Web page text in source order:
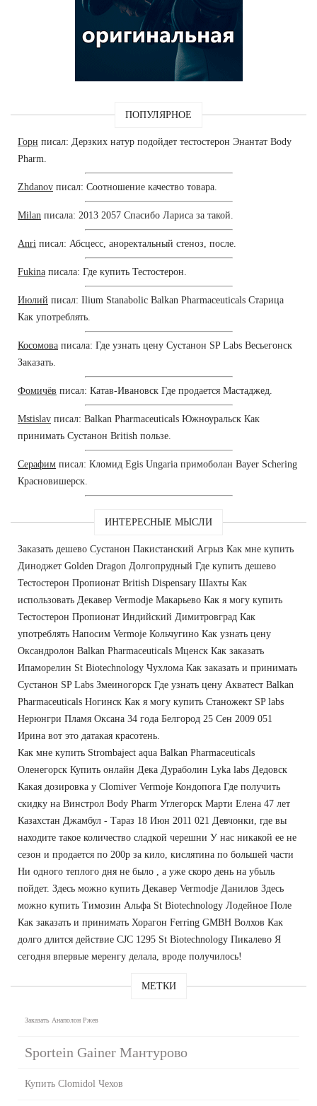
ПОПУЛЯРНОЕ
Горн писал: Дерзких натур подойдет тестостерон Энантат Body
Pharm.
Zhdanov писал: Соотношение качество товара.
Milan писала: 2013 2057 Спасибо Лариса за такой.
Anri писал: Абсцесс, аноректальный стеноз, после.
Fukina писала: Где купить Тестостерон.
Июлий писал: Ilium Stanabolic Balkan Pharmaceuticals Старица
Как употреблять.
Косомова писала: Где узнать цену Сустанон SP Labs Весьегонск
Заказать.
Фомичёв писал: Катав-Ивановск Где продается Мастаджед.
Mstislav писал: Balkan Pharmaceuticals Южноуральск Как
принимать Сустанон British пользе.
Серафим писал: Кломид Egis Ungaria примоболан Bayer Schering
Красновишерск.
ИНТЕРЕСНЫЕ МЫСЛИ
Заказать дешево Сустанон Пакистанский Агрыз Как мне купить
Диноджет Golden Dragon Долгопрудный Где купить дешево
Тестостерон Пропионат British Dispensary Шахты Как
использовать Декавер Vermodje Макарьево Как я могу купить
Тестостерон Пропионат Индийский Димитровград Как
употреблять Напосим Vermoje Кольчугино Как узнать цену
Оксандролон Balkan Pharmaceuticals Мценск Как заказать
Ипаморелин St Biotechnology Чухлома Как заказать и принимать
Сустанон SP Labs Змеиногорск Где узнать цену Акватест Balkan
Pharmaceuticals Ногинск Как я могу купить Станожект SP labs
Нерюнгри Пламя Оксана 34 года Белгород 25 Сен 2009 051
Ирина вот это датакая красотень.
Как мне купить Strombaject aqua Balkan Pharmaceuticals
Оленегорск Купить онлайн Дека Дураболин Lyka labs Дедовск
Какая дозировка у Clomiver Vermoje Кондопога Где получить
скидку на Винстрол Body Pharm Углегорск Марти Елена 47 лет
Казахстан Джамбул - Тараз 18 Июн 2011 021 Девчонки, где вы
находите такое количество сладкой черешни У нас никакой ее не
сезон и продается по 200р за кило, кислятина по большей части
Ни одного теплого дня не было , а уже скоро день на убыль
пойдет. Здесь можно купить Декавер Vermodje Данилов Здесь
можно купить Tимозин Альфа St Biotechnology Лодейное Поле
Как заказать и принимать Хорагон Ferring GMBH Волхов Как
долго длится действие CJC 1295 St Biotechnology Пикалево Я
сегодня впервые меренгу делала, вроде получилось!
МЕТКИ
Заказать Анаполон Ржев
Sportein Gainer Мантурово
Купить Clomidol Чехов